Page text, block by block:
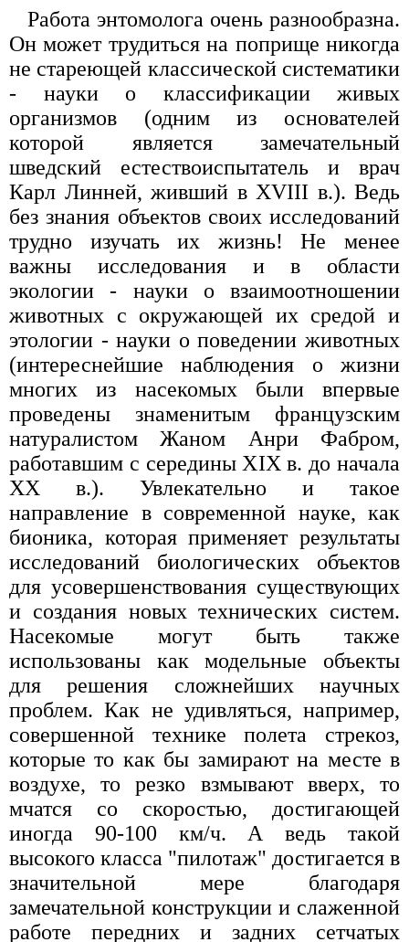
Работа энтомолога очень разнообразна.
Он может трудиться на поприще никогда
не стареющей классической систематики
- науки о классификации живых
организмов (одним из основателей
которой является замечательный
шведский естествоиспытатель и врач
Карл Линней, живший в XVIII в.). Ведь
без знания объектов своих исследований
трудно изучать их жизнь! Не менее
важны исследования и в области
экологии - науки о взаимоотношении
животных с окружающей их средой и
этологии - науки о поведении животных
(интереснейшие наблюдения о жизни
многих из насекомых были впервые
проведены знаменитым французским
натуралистом Жаном Анри Фабром,
работавшим с середины XIX в. до начала
XX в.). Увлекательно и такое
направление в современной науке, как
бионика, которая применяет результаты
исследований биологических объектов
для усовершенствования существующих
и создания новых технических систем.
Насекомые могут быть также
использованы как модельные объекты
для решения сложнейших научных
проблем. Как не удивляться, например,
совершенной технике полета стрекоз,
которые то как бы замирают на месте в
воздухе, то резко взмывают вверх, то
мчатся со скоростью, достигающей
иногда 90-100 км/ч. А ведь такой
высокого класса "пилотаж" достигается в
значительной мере благодаря
замечательной конструкции и слаженной
работе передних и задних сетчатых